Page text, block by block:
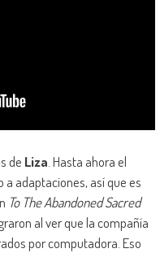
de Liza . Hasta ahora el
adaptaciones, así que es
To The Abandoned Sacred
al ver que la compañía
por computadora. Eso